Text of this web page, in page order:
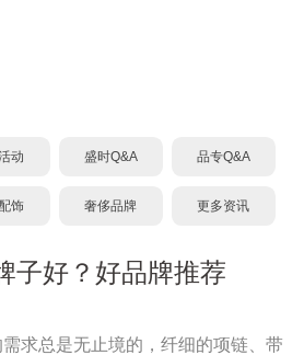
动 盛时Q&A 品专Q&A
饰 奢侈品牌 更多资讯
子好？好品牌推荐
总是无止境的，纤细的项链、带